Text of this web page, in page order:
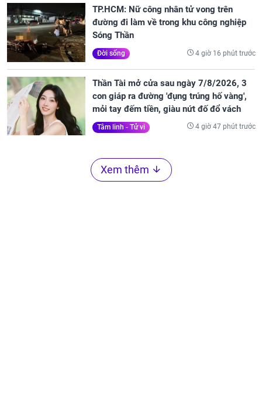
TP.HCM: Nữ công nhân tử vong trên
đường đi làm về trong khu công nghiệp
Sóng Thần
Đời sống 4 giờ 16 phút trước
Thần Tài mở cửa sau ngày 7/8/2026, 3
con giáp ra đường 'đụng trúng hố vàng',
mỏi tay đếm tiền, giàu nứt đố đổ vách
Tâm linh - Tử vi 4 giờ 47 phút trước
Xem thêm